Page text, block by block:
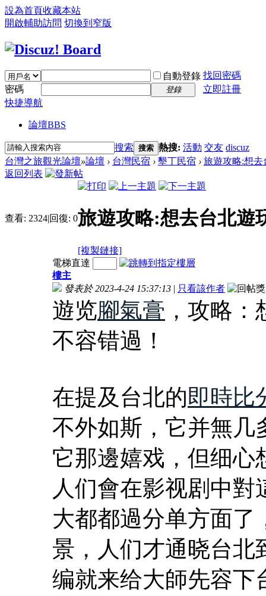
設為首頁收藏本站
開啟輔助訪問 切換到窄版
自動登錄 找回密碼
密碼
登錄
立即註冊
快捷導航
論壇BBS
搜索 搜索 熱搜: 活動 交友 discuz
台灣之旅觀光論壇»論壇 › 台灣民宿 › 墾丁民宿 › 旅遊攻略:想去
返回列表
查看: 2324|回復: 0旅遊攻略:想去台北遊
[複製鏈接]
電梯直達
樓主
發表於 2023-4-24 15:37:13 | 只看該作者
遊览腳氣膏 ，攻略
不容错過！
在提及台北的即時比
不外如斯，它并無几
它那邊嬉戏，但细心
人们會在影视剧中
大都都過分单方面了
景，人们才通晓台北
编就来给大師先容下